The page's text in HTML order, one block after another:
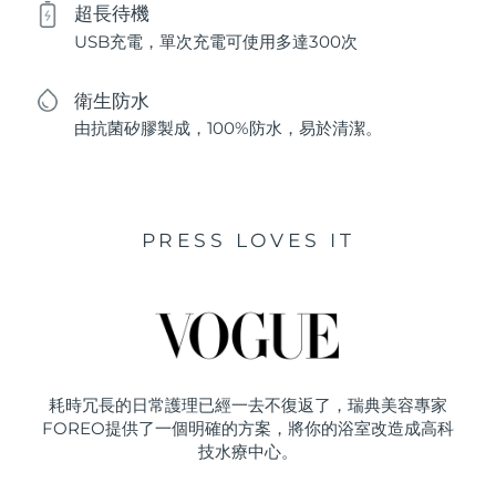
超長待機
USB充電，單次充電可使用多達300次
衛生防水
由抗菌矽膠製成，100%防水，易於清潔。
PRESS LOVES IT
耗時冗長的日常護理已經一去不復返了，瑞典美容專家
FOREO提供了一個明確的方案，將你的浴室改造成高科
技水療中心。